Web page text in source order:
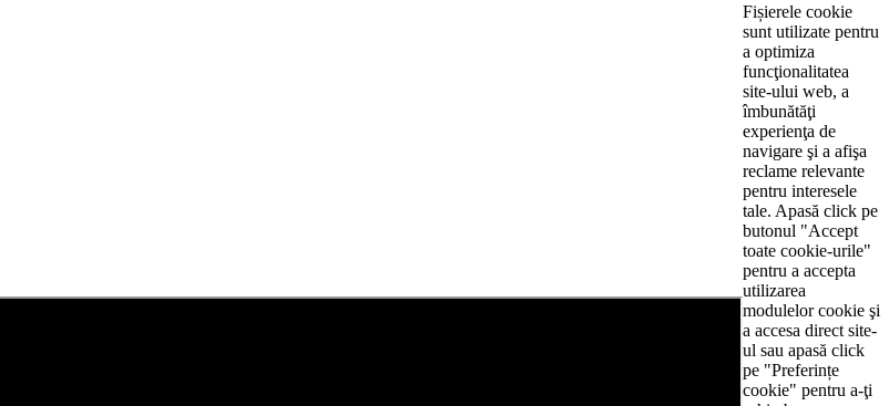
Fișierele cookie
sunt utilizate pentru
a optimiza
funcţionalitatea
site-ului web, a
îmbunătăţi
experienţa de
navigare şi a afişa
reclame relevante
pentru interesele
tale. Apasă click pe
butonul "Accept
toate cookie-urile"
pentru a accepta
utilizarea
modulelor cookie şi
a accesa direct site-
ul sau apasă click
pe "Preferințe
cookie" pentru a-ţi